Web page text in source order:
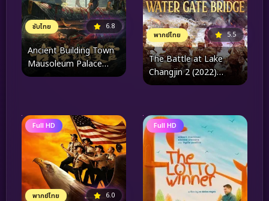
ซับไทย 6.8
Ancient Building Town
Mausoleum Palace
(2024) สุสานเมืองกู่โหลว
พากย์ไทย 5.5
The Battle at Lake
Changjin 2 (2022)
ยุทธการยึดสมรภูมิเดือด 2
Full HD
พากย์ไทย 6.0
Full HD